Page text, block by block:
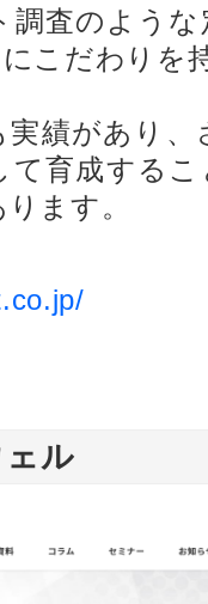
調査のよう
こだわりを
実績があり
育成する
ます。
ル